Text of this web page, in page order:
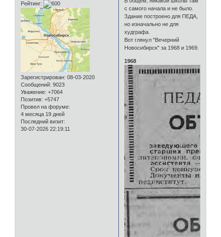
Рейтинг:
Зарегистрирован: 08-03-2020
Сообщений: 9023
Уважение: +7064
Позитив: +5747
Провел на форуме:
4 месяца 19 дней
Последний визит:
30-07-2026 22:19:11
с самого начала и не было.
Здание построено для ПЕДА,
но изначально не для
худграфа.
Вот глянул "Вечерний
Новосибирск" за 1968 и 1969.
1968